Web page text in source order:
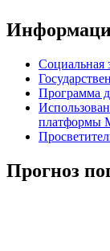
Социальная
Программа
платформы
Прогноз